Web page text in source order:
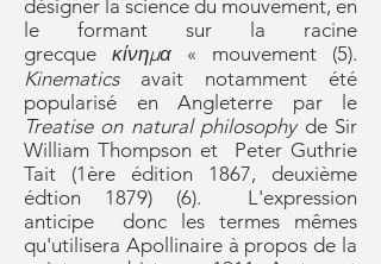
désigner la science du mouvement, en
le formant sur la racine
grecque κίνημα « mouvement (5).
Kinematicsavait notamment été
popularisé en Angleterre par le
Treatise on natural philosophyde Sir
William Thompson et Peter Guthrie
Tait (1ère édition 1867, deuxième
édtion 1879) (6). L'expression
anticipe donc les termes mêmes
qu'utilisera Apollinaire à propos de la